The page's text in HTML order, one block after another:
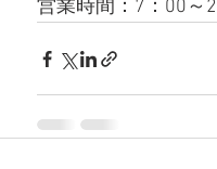
営業時間：7：00～